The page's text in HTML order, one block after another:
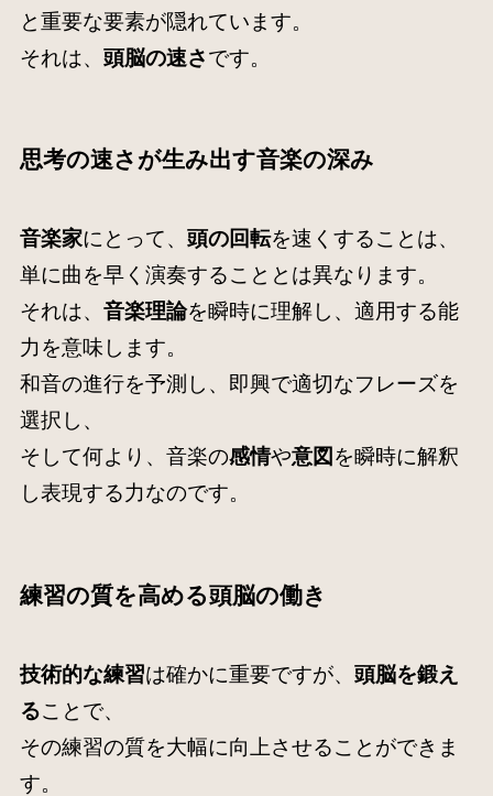
と重要な要素が隠れています。
それは、 頭脳の速さです。
思考の速さが生み出す音楽の深み
音楽家にとって、 頭の回転を速くすることは、
単に曲を早く演奏することとは異なります。
それは、 音楽理論を瞬時に理解し、適用する能
力を意味します。
和音の進行を予測し、即興で適切なフレーズを
選択し、
そして何より、音楽の感情や意図 を瞬時に解釈
し表現する力なのです。
練習の質を高める頭脳の働き
技術的な練習は確かに重要ですが、 頭脳を鍛え
ることで、
その練習の質を大幅に向上させることができま
す。